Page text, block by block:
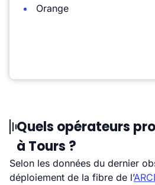
Orange
Quels opérateurs
à Tours ?
Selon les données du dernier
déploiement de la fibre de l’